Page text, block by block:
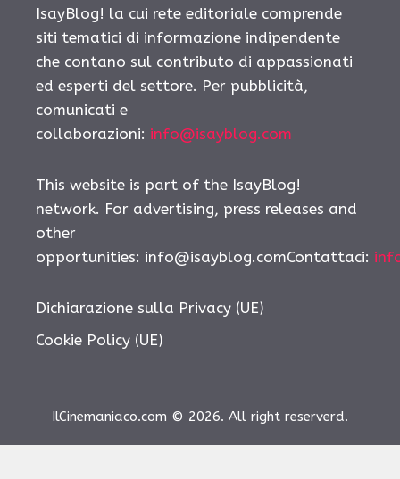
IsayBlog! la cui rete editoriale comprende
siti tematici di informazione indipendente
che contano sul contributo di appassionati
ed esperti del settore. Per pubblicità,
comunicati e
collaborazioni: info@isayblog.com
This website is part of the IsayBlog!
network. For advertising, press releases and
other
opportunities: info@isayblog.comContattaci:
Dichiarazione sulla Privacy (UE)
Cookie Policy (UE)
IlCinemaniaco.com © 2026. All right reserverd.